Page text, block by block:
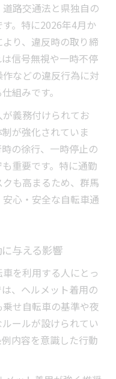
為と自転車通勤の
と通勤時の対策法
切符リスクの管理
と条例最新情報
県条例の最新ポイ
検と安全管理の重
ト着用努力義務の
で意識すべき点検
通安全のポイント
利用と条例違反の
通勤に及ぼす影
路交通法と県独自の
。特に2026年4月か
り、違反時の取り締
信号無視や一時不停
などの違反行為に対
組みです。
義務付けられてお
が強化されていま
の徐行、一時停止の
重要です。特に通勤
も高まるため、群馬
心・安全な自転車通
与える影響
を利用する人にとっ
、ヘルメット着用の
せ自転車の基準や夜
ールが設けられてい
内容を意識した行動